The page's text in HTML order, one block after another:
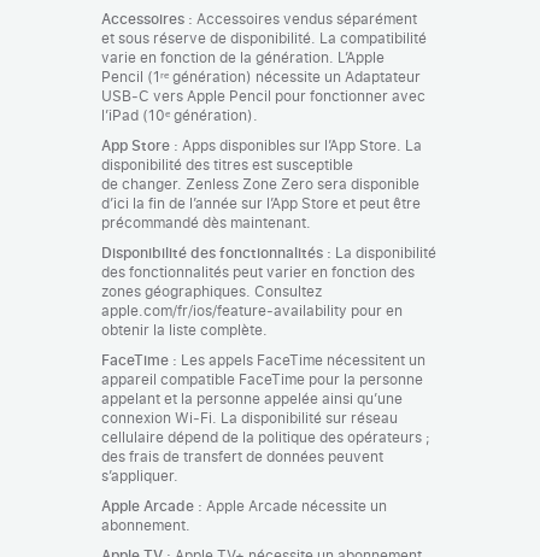
Accessoires : Accessoires vendus séparément
et sous réserve de disponibilité. La compatibilité
varie en fonction de la génération. L’Apple
Pencil (1ʳᵉ génération) nécessite un Adaptateur
USB‑C vers Apple Pencil pour fonctionner avec
l’iPad (10ᵉ génération).
App Store : Apps disponibles sur l’App Store. La
disponibilité des titres est susceptible
de changer. Zenless Zone Zero sera disponible
d’ici la fin de l’année sur l’App Store et peut être
précommandé dès maintenant.
Disponibilité des fonctionnalités : La disponibilité
des fonctionnalités peut varier en fonction des
zones géographiques. Consultez
apple.com/fr/ios/feature‑availability pour en
obtenir la liste complète.
FaceTime : Les appels FaceTime nécessitent un
appareil compatible FaceTime pour la personne
appelant et la personne appelée ainsi qu’une
connexion Wi‑Fi. La disponibilité sur réseau
cellulaire dépend de la politique des opérateurs ;
des frais de transfert de données peuvent
s’appliquer.
Apple Arcade : Apple Arcade nécessite un
abonnement.